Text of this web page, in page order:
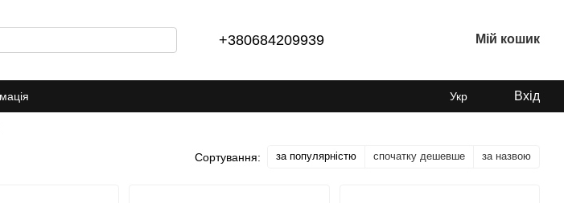
+380684209939 Мій кошик
Укр Вхід
Сортування: за популярністю спочатку дешевше за назвою